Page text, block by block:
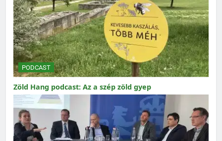
PODCAST
Zöld Hang podcast: Az a szép zöld gyep